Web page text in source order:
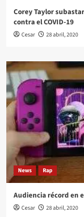
Corey Taylor
contra el COVID-19
Cesar 28 abril, 2020
News Rap
Audiencia récord en
Cesar 28 abril, 2020